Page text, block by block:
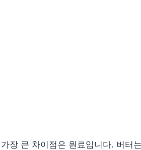
장 큰 차이점은 원료입니다. 버터